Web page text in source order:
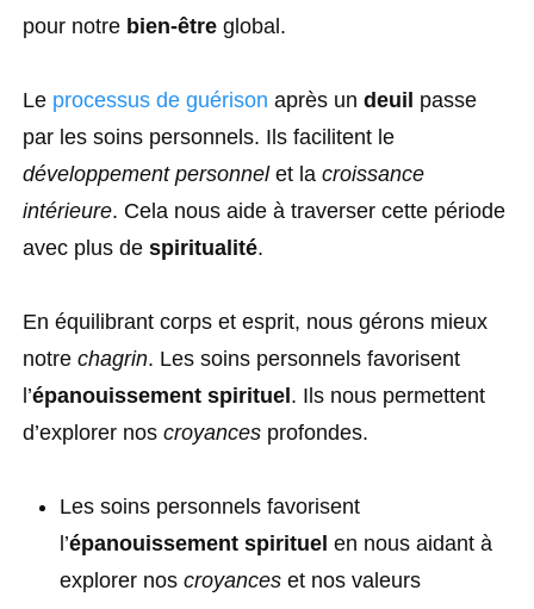
pour notre bien-être global.
Le processus de guérison après un deuil passe
par les soins personnels. Ils facilitent le
développement personnelet la croissance
intérieure. Cela nous aide à traverser cette période
avec plus de spiritualité.
En équilibrant corps et esprit, nous gérons mieux
notre chagrin. Les soins personnels favorisent
l’épanouissement spirituel . Ils nous permettent
d’explorer nos croyances profondes.
Les soins personnels favorisent
l’épanouissement spirituel en nous aidant à
explorer nos croyances et nos valeurs